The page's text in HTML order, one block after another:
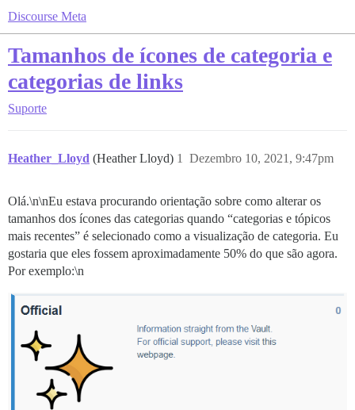
Discourse Meta
Tamanhos de ícones de categoria e
categorias de links
Suporte
Heather_Lloyd (Heather Lloyd) Dezembro 10, 2021, 9:47pm
1
Olá.\n\nEu estava procurando orientação sobre como alterar os
tamanhos dos ícones das categorias quando “categorias e tópicos
mais recentes” é selecionado como a visualização de categoria. Eu
gostaria que eles fossem aproximadamente 50% do que são agora.
Por exemplo:\n